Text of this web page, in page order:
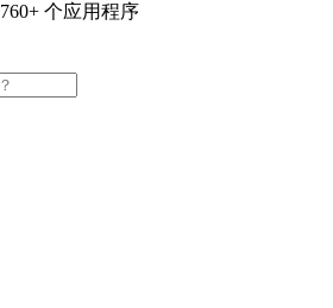
760+ 个应用程序